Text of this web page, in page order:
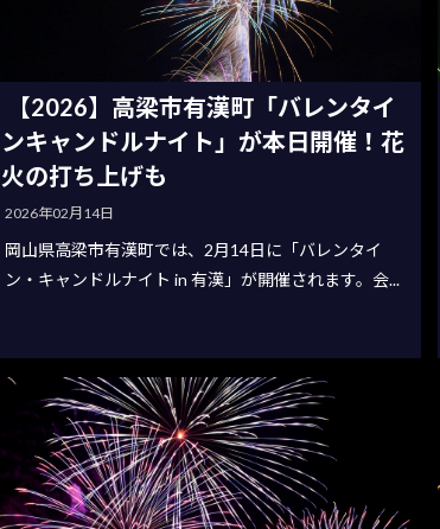
【2026】高梁市有漢町「バレンタイ
ンキャンドルナイト」が本日開催！花
火の打ち上げも
2026年02月14日
岡山県高梁市有漢町では、2月14日に「バレンタイ
ン・キャンドルナイト in 有漢」が開催されます。会...